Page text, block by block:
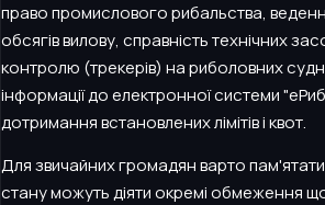
право промислового рибальства,
обсягів вилову, справність технічних
контролю (трекерів) на риболовних
інформації до електронної системи
дотримання встановлених лімітів і квот.
Для звичайних громадян варто
стану можуть діяти окремі обмеження